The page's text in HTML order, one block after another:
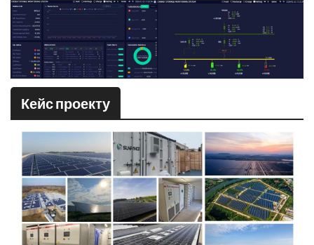
Кейс проекту